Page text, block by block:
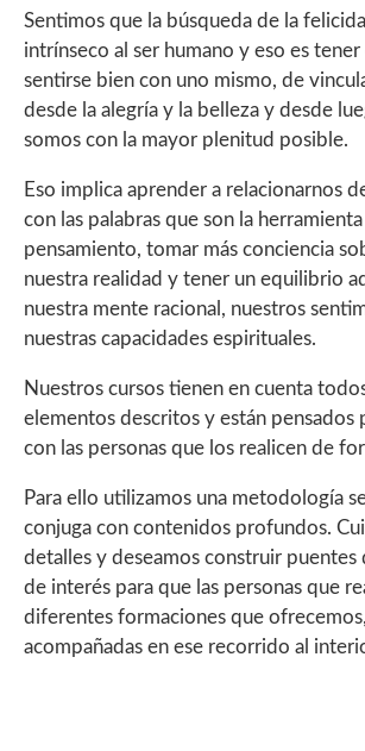
Sentimos que la búsqueda de la
intrínseco al ser humano y eso es
sentirse bien con uno mismo, de
desde la alegría y la belleza y desde
somos con la mayor plenitud posible.
Eso implica aprender a relacionarnos
con las palabras que son la
pensamiento, tomar más conciencia
nuestra realidad y tener un equilibrio
nuestra mente racional, nuestros
nuestras capacidades espirituales.
Nuestros cursos tienen en cuenta
elementos descritos y están pensados
con las personas que los realicen de
Para ello utilizamos una metodología
conjuga con contenidos profundos.
detalles y deseamos construir puentes
de interés para que las personas que
diferentes formaciones que
acompañadas en ese recorrido al